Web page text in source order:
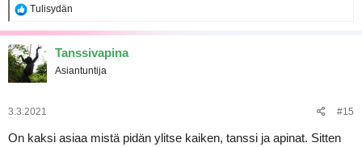
R
a
k
t
i
o
:
Tulisydän
Tanssivapina
Asiantuntija
3.3.2021 #15
On kaksi asiaa mistä pidän ylitse kaiken, tanssi ja apinat. Sitten